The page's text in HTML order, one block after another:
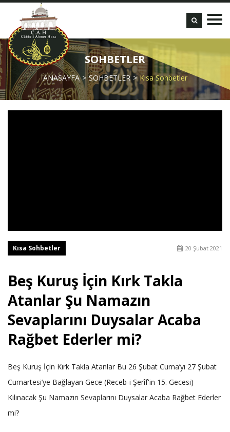
SOHBETLER
ANASAYFA SOHBETLER Kısa Sohbetler
Kısa Sohbetler 20 Şubat 2021
Beş Kuruş İçin Kırk Takla
Atanlar Şu Namazın
Sevaplarını Duysalar Acaba
Rağbet Ederler mi?
Beş Kuruş İçin Kırk Takla Atanlar Bu 26 Şubat Cuma’yı 27 Şubat
Cumartesi’ye Bağlayan Gece (Receb-i Şerîf'in 15. Gecesi)
Kılınacak Şu Namazın Sevaplarını Duysalar Acaba Rağbet Ederler
mi?